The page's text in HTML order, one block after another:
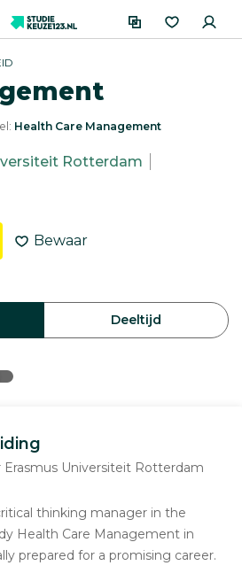
Health Care Management
Rotterdam
Bewaar
Deeltijd
Erasmus Universiteit Rotterdam
thinking manager in the
Health Care Management in
prepared for a promising career.